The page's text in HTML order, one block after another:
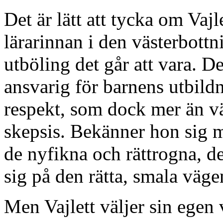
Det är lätt att tycka om
lärarinnan i den
utböling det går att vara.
ansvarig för barnens
respekt, som dock mer än
skepsis. Bekänner hon sig
de nyfikna och rättrogna,
sig på den rätta, smala
Men Vajlett väljer sin